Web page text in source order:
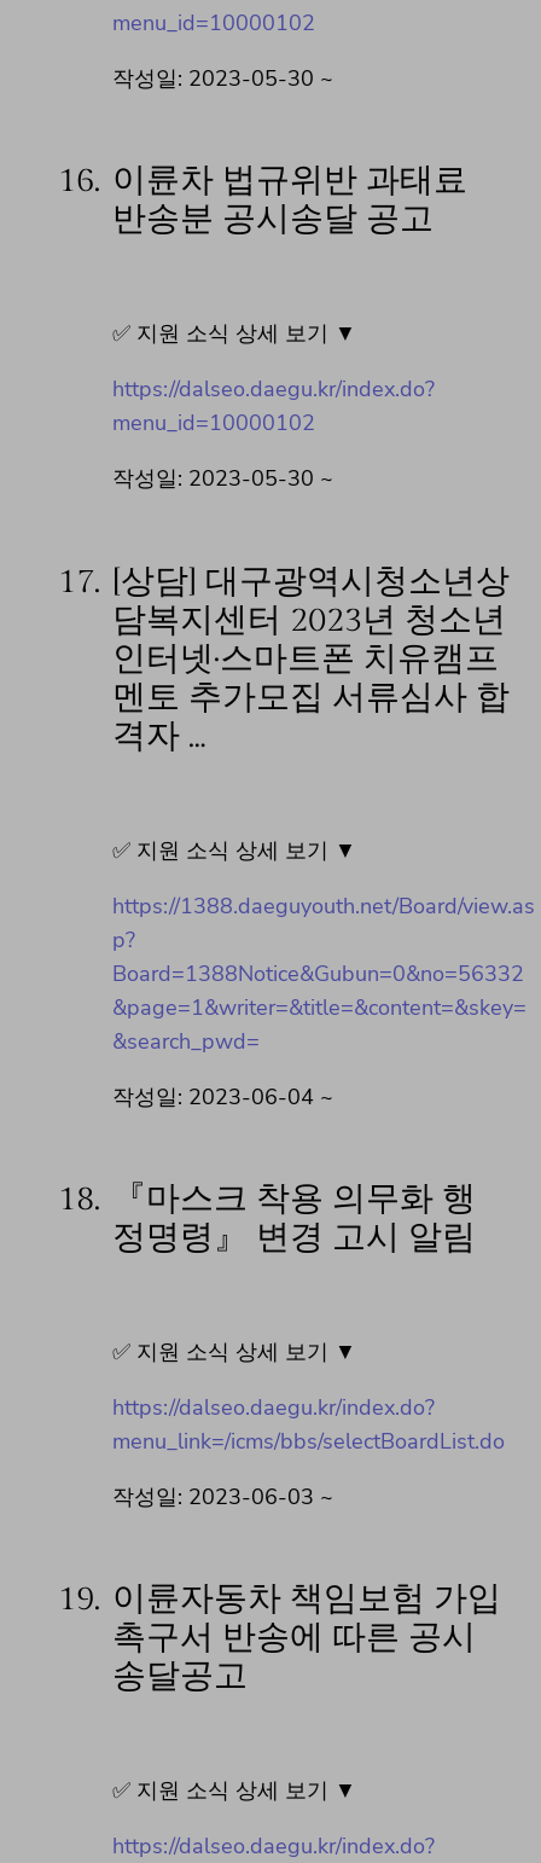
menu_id=10000102
작성일: 2023-05-30 ~
16. 이륜차 법규위반 과태료
반송분 공시송달 공고
✅ 지원 소식 상세 보기 ▼
https://dalseo.daegu.kr/index.do?
menu_id=10000102
작성일: 2023-05-30 ~
17. [상담] 대구광역시청소년상
담복지센터 2023년 청소년
인터넷·스마트폰 치유캠프
멘토 추가모집 서류심사 합
격자 …
✅ 지원 소식 상세 보기 ▼
https://1388.daeguyouth.net/Board/view.as
p?
Board=1388Notice&Gubun=0&no=56332
&page=1&writer=&title=&content=&skey=
&search_pwd=
작성일: 2023-06-04 ~
18.
『마스크 착용 의무화 행
정명령』 변경 고시 알림
✅ 지원 소식 상세 보기 ▼
https://dalseo.daegu.kr/index.do?
menu_link=/icms/bbs/selectBoardList.do
작성일: 2023-06-03 ~
19. 이륜자동차 책임보험 가입
촉구서 반송에 따른 공시
송달공고
✅ 지원 소식 상세 보기 ▼
https://dalseo.daegu.kr/index.do?